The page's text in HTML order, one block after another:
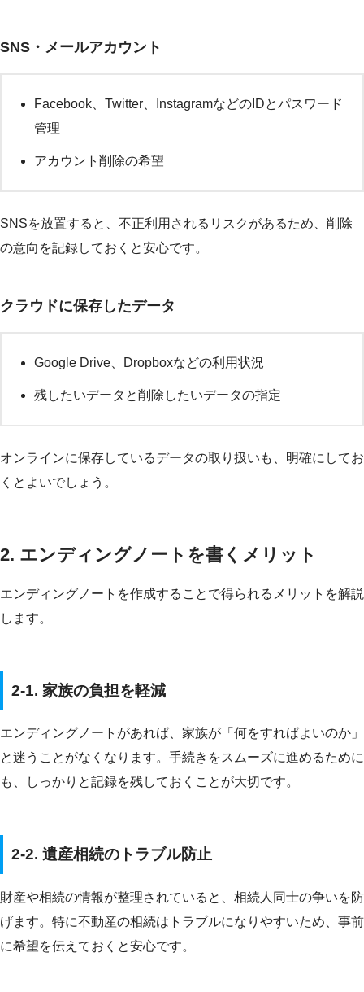
SNS・メールアカウント
Facebook、Twitter、InstagramなどのIDとパスワード
管理
アカウント削除の希望
SNSを放置すると、不正利用されるリスクがあるため、削除
の意向を記録しておくと安心です。
クラウドに保存したデータ
Google Drive、Dropboxなどの利用状況
残したいデータと削除したいデータの指定
オンラインに保存しているデータの取り扱いも、明確にしてお
くとよいでしょう。
2. エンディングノートを書くメリット
エンディングノートを作成することで得られるメリットを解説
します。
2-1. 家族の負担を軽減
エンディングノートがあれば、家族が「何をすればよいのか」
と迷うことがなくなります。手続きをスムーズに進めるために
も、しっかりと記録を残しておくことが大切です。
2-2. 遺産相続のトラブル防止
財産や相続の情報が整理されていると、相続人同士の争いを防
げます。特に不動産の相続はトラブルになりやすいため、事前
に希望を伝えておくと安心です。